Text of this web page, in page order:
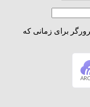
برای زمانی که